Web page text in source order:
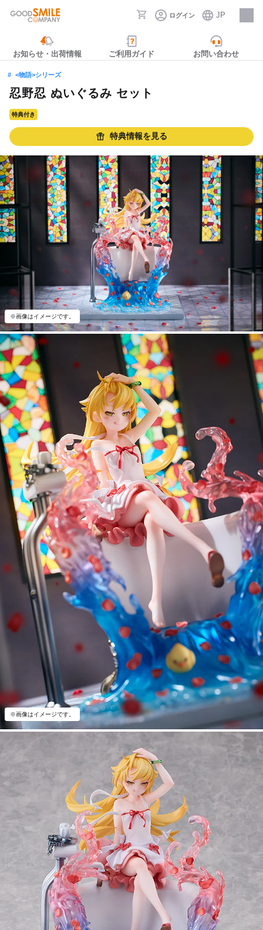
ログイン JP
採用情報
お知らせ・出荷情報 ご利用ガイド お問い合わせ
<物語>シリーズ
忍野忍 ぬいぐるみ セット
特典付き
特典情報を見る
※画像はイメージです。
※画像はイメージです。